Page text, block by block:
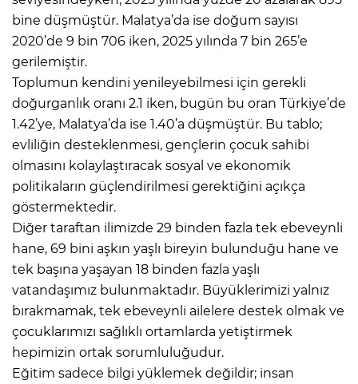
bine düşmüştür. Malatya’da ise doğum sayısı
2020’de 9 bin 706 iken, 2025 yılında 7 bin 265’e
gerilemiştir.
Toplumun kendini yenileyebilmesi için gerekli
doğurganlık oranı 2.1 iken, bugün bu oran Türkiye’de
1.42’ye, Malatya’da ise 1.40’a düşmüştür. Bu tablo;
evliliğin desteklenmesi, gençlerin çocuk sahibi
olmasını kolaylaştıracak sosyal ve ekonomik
politikaların güçlendirilmesi gerektiğini açıkça
göstermektedir.
Diğer taraftan ilimizde 29 binden fazla tek ebeveynli
hane, 69 bini aşkın yaşlı bireyin bulunduğu hane ve
tek başına yaşayan 18 binden fazla yaşlı
vatandaşımız bulunmaktadır. Büyüklerimizi yalnız
bırakmamak, tek ebeveynli ailelere destek olmak ve
çocuklarımızı sağlıklı ortamlarda yetiştirmek
hepimizin ortak sorumluluğudur.
Eğitim sadece bilgi yüklemek değildir; insan